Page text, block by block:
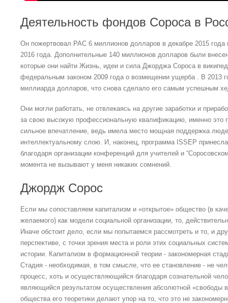
Деятельность фондов Сороса в
Он пожертвовал PAC 6 миллионов долларов в декабре 2015
2016 года. Дополнительные 140 миллионов долларов были
которые они найти Жизнь, идеи и сила Джорджа Сороса в
федеральным законом 2009 года о возмещении ущерба . В 2013
миллиарда долларов, что снова сделало его самым успешным
Они могли работать, не отвлекаясь на другие заработки и
за свою высокую профессиональную квалификацию, именно это
сильное впечатление, ведь имела место мощная поддержка
интеллектуальному слою. И, наконец, программа ISSEP
благодаря организации конференций для учителей и
момента не вызывают у меня никаких сомнений.
Джордж Сорос
Если мы сопоставляем капитализм и «открытое» общество (в
желаемого) как модели социальной организации, то,
Иначе обстоит дело, если мы попытаемся рассмотреть и то, и
перспективе, с точки зрения места и роли этих социальных
истории. Капитализм в формационной теории - закономерная
Стадия - необходимая, в том смысле, что ее становление - не
процесс, хоть и осуществляющийся благодаря сознательной
являющийся результатом осуществления абсолютной «свободы
общества его теоретики делают упор на то, что это не